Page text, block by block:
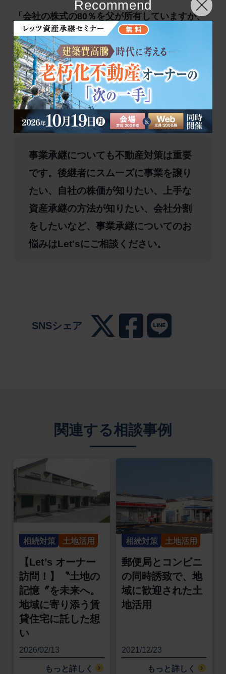
「会社の株式の80％を父が所有していますが、
工場敷地の有効活用で、保有株の全体評価は4億
3千万円から2億8千万円に下がりました。本社が
新築になった上に、会社の株式評価額も下げる
ことができて、私もほっとしました。」（T様ご
子息）
事業承継についても不動産対策は重要
です。後継者にスムーズに事業を譲り
たい、自社の株価が知りたい、上手な
資産承継の方法が知りたい、会社分割
をしたいなど、事業承継についてのお
悩みはLet'sにご相談ください。
SNSシェア
関連する相談事例
相続対策 土地活用
【Let’s オーナー
訪問！】〝土地の
記憶〞を未来へ。
地域に寄り添う賃
貸住宅に託した想
い
2026/02/13
もっと詳しく
相続対策 土地活用
郵便局とコンビニ
の同時誘致で、地
域に歓迎された土
地活用
2021/12/23
もっと詳しく
Recommend